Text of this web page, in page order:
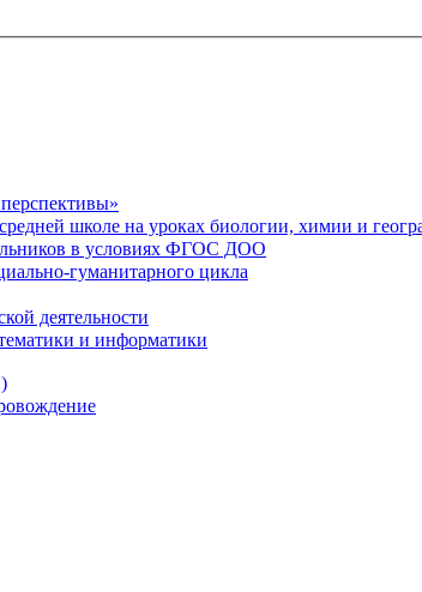
школе на уроках биологии, химии и
в условиях ФГОС ДОО
гуманитарного цикла
деятельности
и информатики